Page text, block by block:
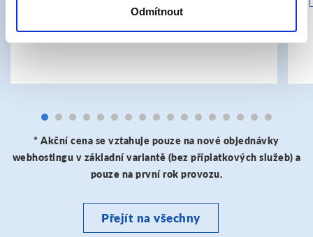
Odmítnout
* Akční cena se vztahuje pouze na nové objednávky
webhostingu v základní variantě (bez příplatkových služeb) a
pouze na první rok provozu.
Přejít na všechny